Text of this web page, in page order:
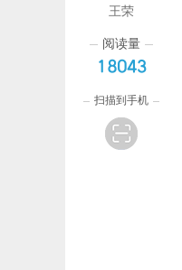
王荣
阅读量
18043
扫描到手机